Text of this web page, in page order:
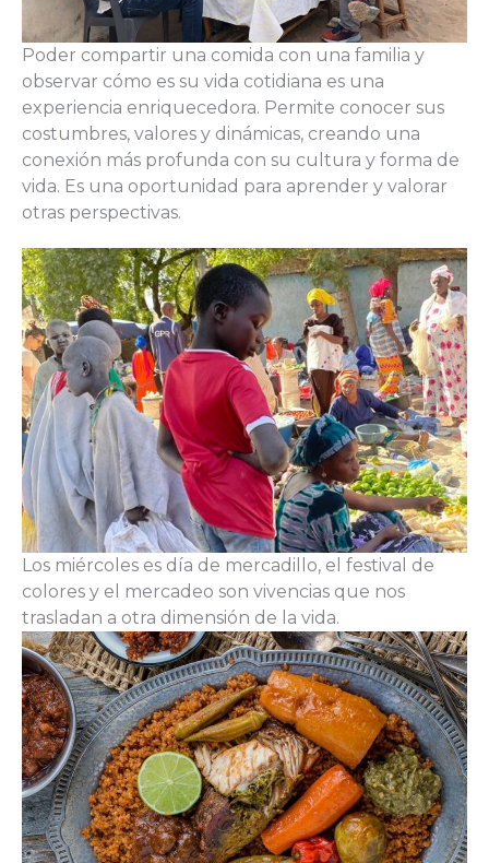
Poder compartir una comida con una familia y
observar cómo es su vida cotidiana es una
experiencia enriquecedora. Permite conocer sus
costumbres, valores y dinámicas, creando una
conexión más profunda con su cultura y forma de
vida. Es una oportunidad para aprender y valorar
otras perspectivas.
Los miércoles es día de mercadillo, el festival de
colores y el mercadeo son vivencias que nos
trasladan a otra dimensión de la vida.